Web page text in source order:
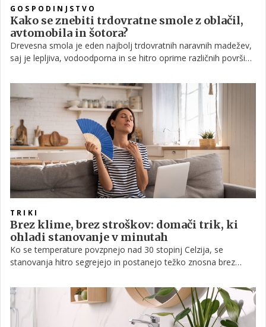
GOSPODINJSTVO
Kako se znebiti trdovratne smole z oblačil,
avtomobila in šotora?
Drevesna smola je eden najbolj trdovratnih naravnih madežev,
saj je lepljiva, vodoodporna in se hitro oprime različnih površin.
saj jo s tem le še globlje vtisnejo v material.
TRIKI
Brez klime, brez stroškov: domači trik, ki
ohladi stanovanje v minutah
Ko se temperature povzpnejo nad 30 stopinj Celzija, se
stanovanja hitro segrejejo in postanejo težko znosna brez
izboljšati občutek hladu brez večjih stroškov.